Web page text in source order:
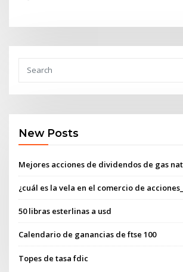
New Posts
Mejores acciones de dividendos de gas
¿cuál es la vela en el comercio de acciones_
50 libras esterlinas a usd
Calendario de ganancias de ftse 100
Topes de tasa fdic